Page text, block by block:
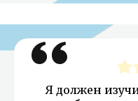
Я должен